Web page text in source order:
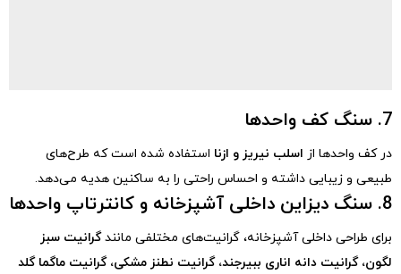
7. سنگ کف واحدها
در کف واحدها از اسلب نیریز و ازنا استفاده شده است که طرح‌های
طبیعی و زیبایی داشته و احساس راحتی را به ساکنین هدیه می‌دهد.
8. سنگ دیزاین داخلی آشپزخانه و کانترتاپ واحدها
برای طراحی داخلی آشپزخانه، گرانیت‌های مختلفی مانندگرانیت سبز
لگون، گرانیت دانه اناری ببیرجند، گرانیت نطنز مشکی، گرانیت ماگما گلد